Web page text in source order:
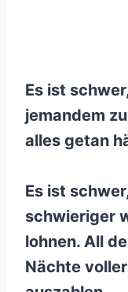
Es ist
jemandem
alles getan
Es ist
schwieriger
lohnen. All
Nächte